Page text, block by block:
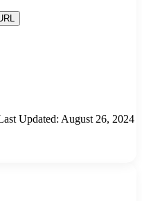
Updated: August 26, 2024